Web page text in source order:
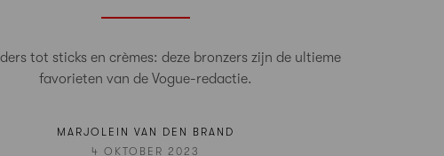
tot sticks en crèmes: deze bronzers zijn de ultieme
favorieten van de Vogue-redactie.
MARJOLEIN VAN DEN BRAND
4 OKTOBER 2023